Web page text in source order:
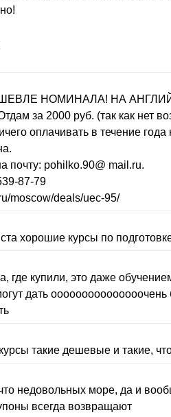
НОМИНАЛА! НА
за 2000 руб. (так как нет
оплачивать в течение
почту: pohilko.90@ mail .ru.
87-79
/moscow/deals/uec-95/
хорошие курсы по
где купили, это даже
дать
такие дешевые и такие,
недовольных море, да и
всегда возвращают